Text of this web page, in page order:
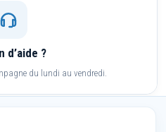
d’aide ?
du lundi au vendredi.